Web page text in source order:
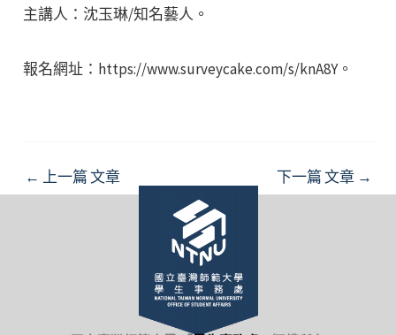
主講人：沈玉琳/知名藝人。
報名網址：https://www.surveycake.com/s/knA8Y。
Post
navigation
← 上一篇 文章 下一篇 文章 →